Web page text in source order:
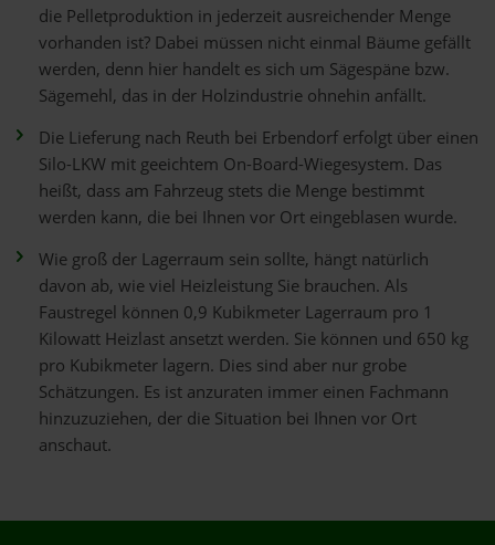
die Pelletproduktion in jederzeit ausreichender Menge
vorhanden ist? Dabei müssen nicht einmal Bäume gefällt
werden, denn hier handelt es sich um Sägespäne bzw.
Sägemehl, das in der Holzindustrie ohnehin anfällt.
Die Lieferung nach Reuth bei Erbendorf erfolgt über einen
Silo-LKW mit geeichtem On-Board-Wiegesystem. Das
heißt, dass am Fahrzeug stets die Menge bestimmt
werden kann, die bei Ihnen vor Ort eingeblasen wurde.
Wie groß der Lagerraum sein sollte, hängt natürlich
davon ab, wie viel Heizleistung Sie brauchen. Als
Faustregel können 0,9 Kubikmeter Lagerraum pro 1
Kilowatt Heizlast ansetzt werden. Sie können und 650 kg
pro Kubikmeter lagern. Dies sind aber nur grobe
Schätzungen. Es ist anzuraten immer einen Fachmann
hinzuzuziehen, der die Situation bei Ihnen vor Ort
anschaut.